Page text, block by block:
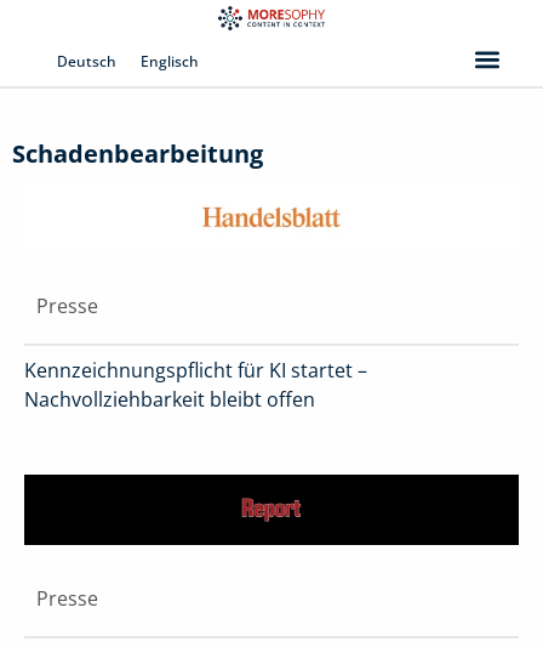
Deutsch Englisch
Schadenbearbeitung
Presse
Kennzeichnungspflicht für KI startet –
Nachvollziehbarkeit bleibt offen
Presse